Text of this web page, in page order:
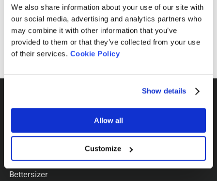
We also share information about your use of our site with
our social media, advertising and analytics partners who
may combine it with other information that you’ve
provided to them or that they’ve collected from your use
of their services. Cookie Policy
Show details
Allow all
Customize
2026-08-05
Descubre los Secretos de la Nanoescala en
IMRC 2026 | Conoce la Plataforma de
Investigación Más Avanzada de Bettersize
BeNano
Bettersizer